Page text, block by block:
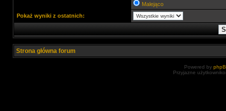
Malejąco
Pokaż wyniki z ostatnich:
Strona główna forum
Powered by
Przyjazne